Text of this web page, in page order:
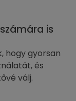
is
hogy gyorsan
és
válj.